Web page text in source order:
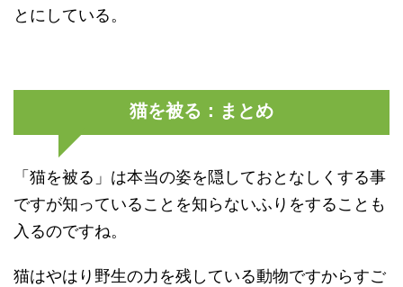
とにしている。
猫を被る：まとめ
「猫を被る」は本当の姿を隠しておとなしくする事
ですが知っていることを知らないふりをすることも
入るのですね。
猫はやはり野生の力を残している動物ですからすご